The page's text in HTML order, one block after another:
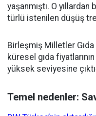
yaşanmıştı. O
türlü istenilen düşüş
Birleşmiş Milletler Gıda
küresel gıda
yüksek seviyesine
Temel nedenler: